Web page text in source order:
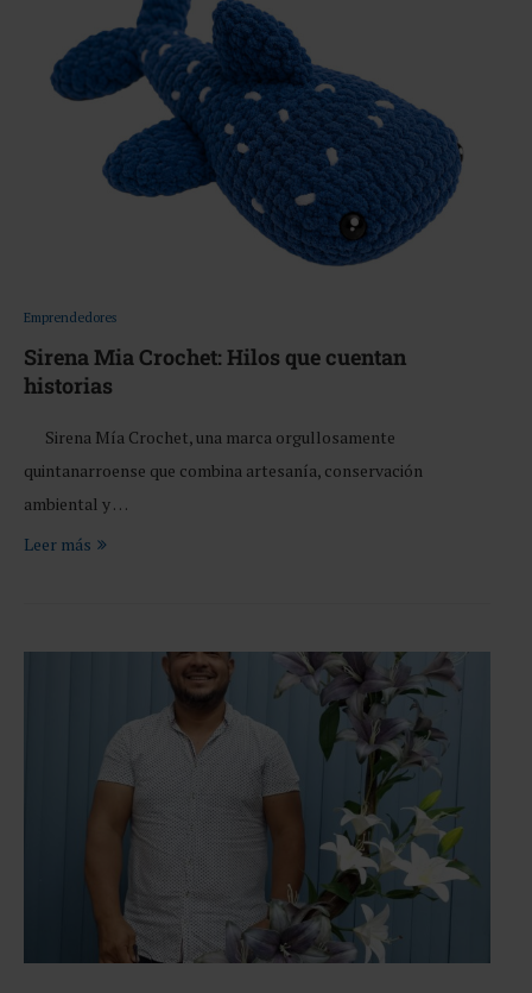
Emprendedores
Sirena Mia Crochet: Hilos que cuentan
historias
Sirena Mía Crochet, una marca orgullosamente
quintanarroense que combina artesanía, conservación
ambiental y …
Leer más